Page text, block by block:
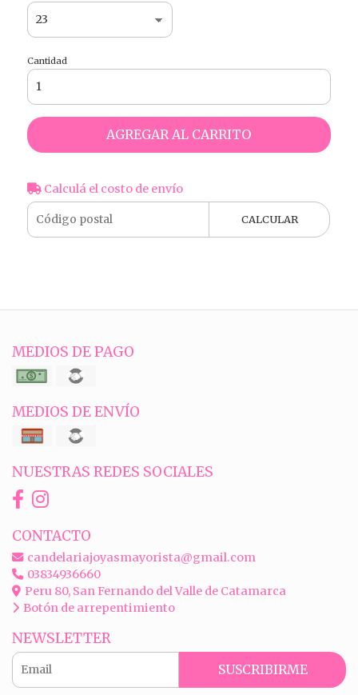
Cantidad
AGREGAR AL CARRITO
Calculá el costo de envío
CALCULAR
MEDIOS DE PAGO
MEDIOS DE ENVÍO
NUESTRAS REDES SOCIALES
CONTACTO
candelariajoyasmayorista@gmail.com
03834936660
Peru 80, San Fernando del Valle de Catamarca
Botón de arrepentimiento
NEWSLETTER
SUSCRIBIRME